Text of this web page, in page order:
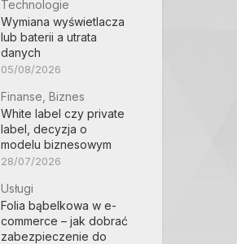
Technologie
Wymiana wyświetlacza
lub baterii a utrata
danych
05/08/2026
Finanse, Biznes
White label czy private
label, decyzja o
modelu biznesowym
28/07/2026
Usługi
Folia bąbelkowa w e-
commerce – jak dobrać
zabezpieczenie do